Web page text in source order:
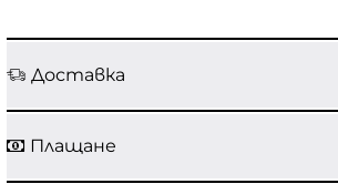
Доставка
Плащане